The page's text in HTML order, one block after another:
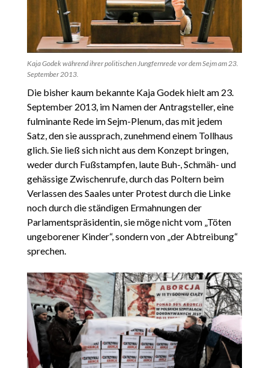
Kaja Godek während ihrer politischen Jungfernrede vor dem Sejm am 23.
September 2013.
Die bisher kaum bekannte Kaja Godek hielt am 23.
September 2013, im Namen der Antragsteller, eine
fulminante Rede im Sejm-Plenum, das mit jedem
Satz, den sie aussprach, zunehmend einem Tollhaus
glich. Sie ließ sich nicht aus dem Konzept bringen,
weder durch Fußstampfen, laute Buh-, Schmäh- und
gehässige Zwischenrufe, durch das Poltern beim
Verlassen des Saales unter Protest durch die Linke
noch durch die ständigen Ermahnungen der
Parlamentspräsidentin, sie möge nicht vom „Töten
ungeborener Kinder“, sondern von „der Abtreibung“
sprechen.